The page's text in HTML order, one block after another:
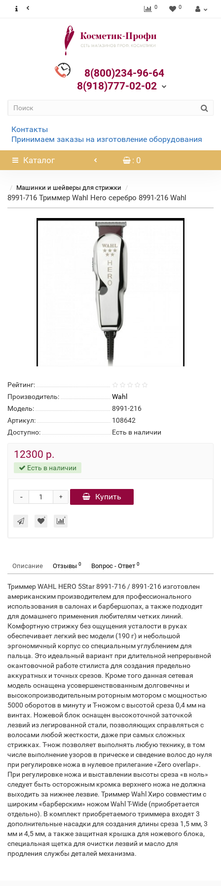
0 0
8(800)234-96-64
8(918)777-02-02
Контакты
Принимаем заказы на изготовление оборудования
Каталог : 0
Машинки и шейверы для стрижки
8991-716 Триммер Wahl Hero серебро 8991-216 Wahl
Рейтинг:
Производитель:
Wahl
Модель:
8991-216
Артикул:
108642
Доступно:
Есть в наличии
12300 р.
Есть в наличии
+
- Купить
Описание Отзывы 0 Вопрос - Ответ 0
Триммер WAHL HERO 5Star 8991-716 / 8991-216 изготовлен
американским производителем для профессионального
использования в салонах и барбершопах, а также подходит
для домашнего применения любителям четких линий.
Комфортную стрижку без ощущения усталости в руках
обеспечивает легкий вес модели (190 г) и небольшой
эргономичный корпус со специальным углублением для
пальца. Это идеальный вариант при длительной непрерывной
окантовочной работе стилиста для создания предельно
аккуратных и точных срезов. Кроме того данная сетевая
модель оснащена усовершенствованным долговечны и
высокопроизводительным роторным мотором с мощностью
5000 оборотов в минуту и Т-ножом с высотой среза 0,4 мм на
винтах. Ножевой блок оснащен высокоточной заточкой
лезвий из легированной стали, позволяющих справляться с
волосами любой жесткости, даже при самых сложных
стрижках. Т-нож позволяет выполнять любую технику, в том
числе выполнение узоров в прическе и сведение волос до нуля
при регулировке ножа в нулевое прилегание «Zero overlap».
При регулировке ножа и выставлении высоты среза «в ноль»
следует быть осторожным кромка верхнего ножа не должна
выходить за нижнее лезвие. Триммер Wahl Хиро совместим с
широким «барберским» ножом Wahl T-Wide (приобретается
отдельно). В комплект приобретаемого триммера входят 3
дополнительные насадки для создания длины среза 1,5 мм, 3
мм и 4,5 мм, а также защитная крышка для ножевого блока,
специальная щетка для очистки лезвий и масло для
продления службы деталей механизма.